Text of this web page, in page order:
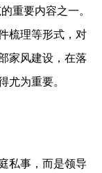
重要内容之一。
梳理等形式，对
家风建设，在落
尤为重要。
私事，而是领导